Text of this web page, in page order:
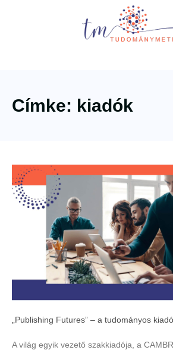
Címke: kiadók
„Publishing Futures” – a tudományos
A világ egyik vezető szakkiadója, a